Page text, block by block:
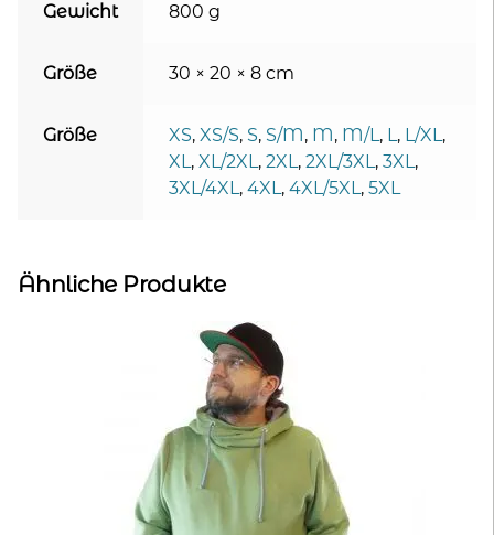
Gewicht 800 g
Größe 30 × 20 × 8 cm
Größe XS, XS/S, S, S/M, M, M/L, L, L/XL,
XL, XL/2XL, 2XL, 2XL/3XL, 3XL,
3XL/4XL, 4XL, 4XL/5XL, 5XL
Ähnliche Produkte